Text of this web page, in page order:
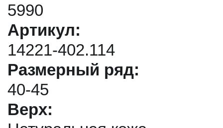
5990
Артикул:
14221-402.114
Размерный ряд:
40-45
Верх: